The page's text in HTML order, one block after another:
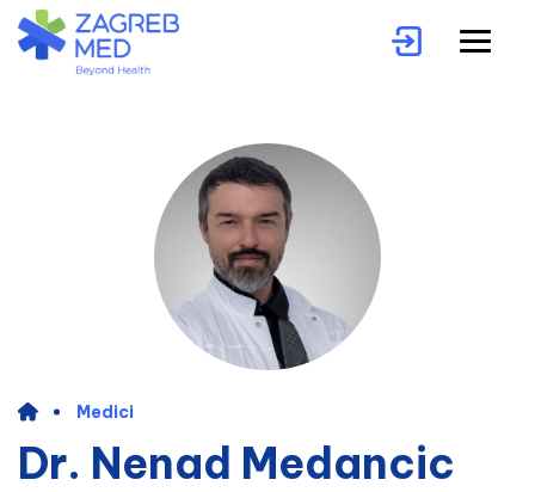
Medici
Dr. Nenad Medancic